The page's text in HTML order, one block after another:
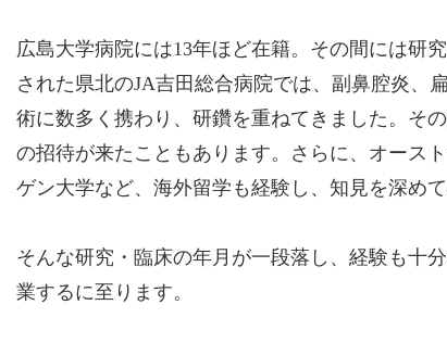
広島大学病院には13年ほど在籍。その間には研
された県北のJA吉田総合病院では、副鼻腔炎、
術に数多く携わり、研鑽を重ねてきました。そ
の招待が来たこともあります。さらに、オース
ゲン大学など、海外留学も経験し、知見を深めて
そんな研究・臨床の年月が一段落し、経験も十
業するに至ります。